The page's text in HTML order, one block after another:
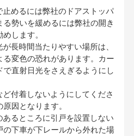
めるには弊社のドアストッパ
る勢いを緩めるには弊社の開き
します。
長時間当たりやすい場所は、
る変色の恐れがあります。カー
で直射日光をさえぎるようにし
付着しないようにしてくださ
因となります。
るところに引戸を設置しない
の下車が下レールから外れた場